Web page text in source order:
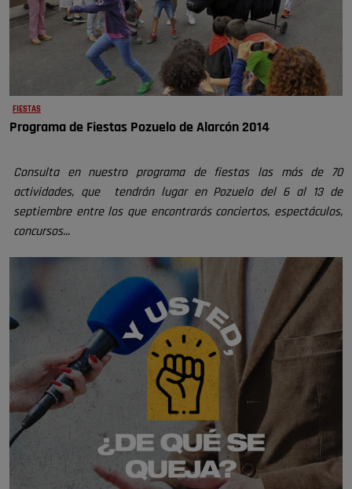
FIESTAS
Programa de Fiestas Pozuelo de Alarcón 2014
Consulta en nuestro programa de fiestas las más de 70
actividades, quetendrán lugar en Pozuelo del 6 al 13 de
septiembre entre los que encontrarás conciertos, espectáculos,
concursos...